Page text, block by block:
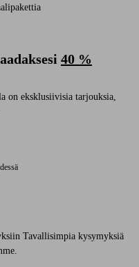
40 %
on eksklusiivisia tarjouksia,
Tavallisimpia kysymyksiä